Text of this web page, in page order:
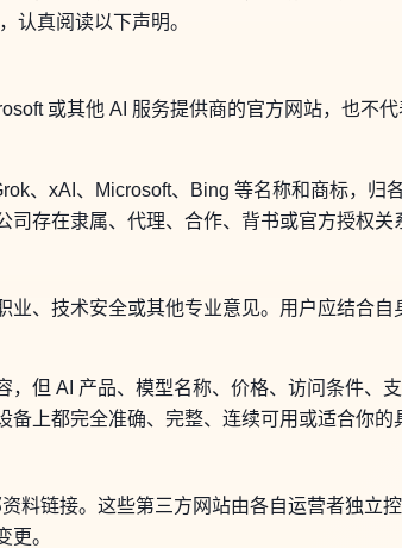
认真阅读以下声明。
或其他 AI 服务提供商的官方网站，也不
、xAI、Microsoft、Bing 等名称和商标，归
存在隶属、代理、合作、背书或官方授权关
、技术安全或其他专业意见。用户应结合自
但 AI 产品、模型名称、价格、访问条件、
上都完全准确、完整、连续可用或适合你的
料链接。这些第三方网站由各自运营者独立
。